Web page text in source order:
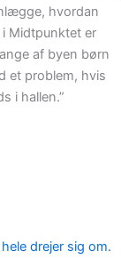
hvordan
Midtpunktet er
af byen børn
et problem, hvis
i hallen.”